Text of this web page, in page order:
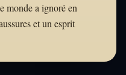
monde a ignoré en
et un esprit